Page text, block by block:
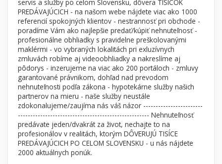
Pozemok
Stavebné pozemky
Bývanie a rekreácia
Priemyselný pozemok
Poľnohospodárske pozemky
Záhrada
Iný poľnohospodársky pozemok
Nebytové priestory
Administratívne, obchodné
Skladové, výrobné
Filtre
Súkromná inzercia
servis a služby po celom Slovensku, dôvera TISÍCOK
PREDÁVAJÚCICH - na našom webe nájdete viac ako 1000
referencií spokojných klientov - nestrannosť pri obchode -
poradíme Vám ako najlepšie predať/kúpiť nehnuteľnosť -
profesionálne obhliadky s pravidelne preškolovanými
maklérmi - vo vybraných lokalitách pri exluzívnych
zmluvách robíme aj videoobhliadky a nakreslíme aj
pôdorys - inzerujeme na viac ako 200 portáloch - zmluvy
garantované právnikom, dohľad nad prevodom
nehnuteľnosti podľa zákona - hypotekárne služby našich
partnerov na mieru - naše služby neustále
zdokonalujeme/zaujíma nás váš názor ------------------------
----------------------------------------------------- Nehnuteľnosť
predávate jeden/dvakrát za život, nechajte to na
profesionálov v realitách, ktorým DÔVERUJÚ TISÍCE
PREDÁVAJÚCICH PO CELOM SLOVENSKU - u nás nájdete
2000 aktuálnych ponúk.